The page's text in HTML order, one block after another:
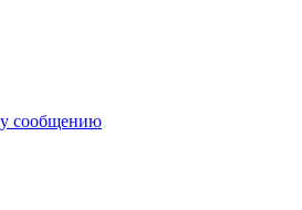
сообщению